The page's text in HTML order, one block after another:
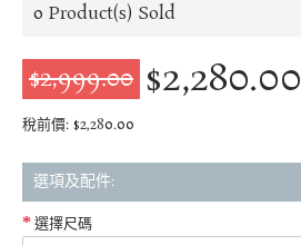
0 Product(s) Sold
$2,999.00 $2,280.00
稅前價: $2,280.00
選項及配件:
選擇尺碼